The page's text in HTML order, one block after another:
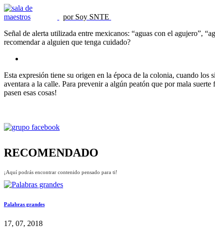
por Soy SNTE
Señal de alerta utilizada entre mexicanos: “aguas con el agujero”,
recomendar a alguien que tenga cuidado?
Esta expresión tiene su origen en la época de la colonia, cuando los
aventara a la calle. Para prevenir a algún peatón que por mala
pasen esas cosas!
RECOMENDADO
¡Aquí podrás encontrar contenido pensado para ti!
Palabras grandes
17, 07, 2018